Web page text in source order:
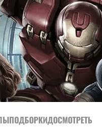
ПОДБОРКИДОСМОТРЕТЬ